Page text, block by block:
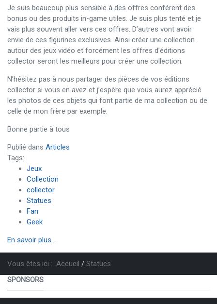
Je suis beaucoup plus sensible à des offres conférent des
bonus ou des produits in-game utiles. Je suis plus tenté et je
vais plus souvent aller vers ces offres. D’autres vont avoir
envie de ces figurines exclusives. Ainsi créer une collection
autour des jeux vidéo et forcément les offres d’éditions
collector seront les meilleurs pour créer une collection.
N’hésitez pas à nous partager des pièces de vos éditions
collector si vous en avez et j’espère que vous aurez apprécié
les photos de ces objets qui font partie de ma collection ou de
celle de mon frère par exemple.
Bonne partie à tous
Publié dans Articles
Tags:
Jeux
Collection
collector
Statues
Fan
Geek
En savoir plus...
Vous êtes ici : Accueil
Statues
SPONSORS